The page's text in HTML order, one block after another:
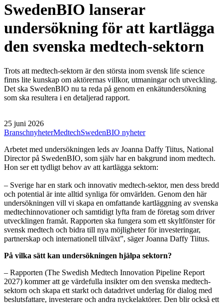
SwedenBIO lanserar
undersökning för att kartlägga
den svenska medtech-sektorn
Trots att medtech-sektorn är den största inom svensk life science
finns lite kunskap om aktörernas villkor, utmaningar och utveckling.
Det ska SwedenBIO nu ta reda på genom en enkätundersökning
som ska resultera i en detaljerad rapport.
25 juni 2026
BranschnyheterMedtechSwedenBIO nyheter
Arbetet med undersökningen leds av Joanna Daffy Tiitus, National
Director på SwedenBIO, som själv har en bakgrund inom medtech.
Hon ser ett tydligt behov av att kartlägga sektorn:
– Sverige har en stark och innovativ medtech-sektor, men dess bredd
och potential är inte alltid synliga för omvärlden. Genom den här
undersökningen vill vi skapa en omfattande kartläggning av svenska
medtechinnovationer och samtidigt lyfta fram de företag som driver
utvecklingen framåt. Rapporten ska fungera som ett skyltfönster för
svensk medtech och bidra till nya möjligheter för investeringar,
partnerskap och internationell tillväxt”, säger Joanna Daffy Tiitus.
På vilka sätt kan undersökningen hjälpa sektorn?
– Rapporten (The Swedish Medtech Innovation Pipeline Report
2027) kommer att ge värdefulla insikter om den svenska medtech-
sektorn och skapa ett starkt och datadrivet underlag för dialog med
beslutsfattare, investerare och andra nyckelaktörer. Den blir också ett